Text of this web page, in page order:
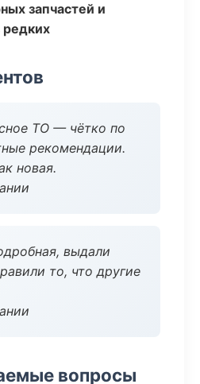
запчастей и
редких
ТО — чётко по
рекомендации.
новая.
выдали
то, что другие
вопросы